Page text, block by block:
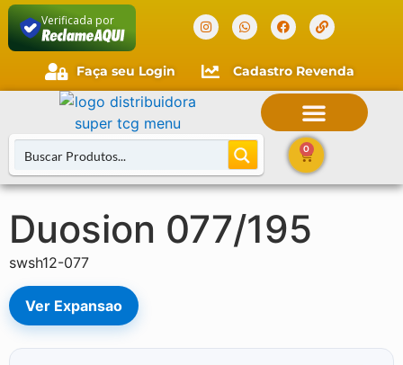
Verificada por
Faça seu Login Cadastro Revenda
0
Duosion 077/195
swsh12-077
Ver Expansao